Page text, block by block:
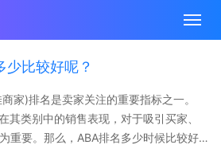
比较好呢？
家)排名是卖家关注的重要指标之一。
其类别中的销售表现，对于吸引买家、
重要。那么，ABA排名多少时候比较好